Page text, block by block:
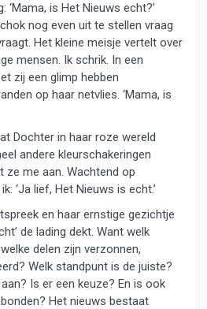
‘Mama, is Het Nieuws echt?’
nog even uit te stellen vraag
Het kleine meisje vertelt over
mensen. Ik schrik. In een
zij een glimp hebben
op haar netvlies. ‘Mama, is
Dochter in haar roze wereld
andere kleurschakeringen
ze me aan. Wachtend op
‘Ja lief, Het Nieuws is echt.’
en haar ernstige gezichtje
de lading dekt. Want welk
delen zijn verzonnen,
Welk standpunt is de juiste?
Is er een keuze? En is ook
Het nieuws bestaat